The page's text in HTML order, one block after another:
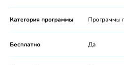
Категория программы Программы
Бесплатно Да